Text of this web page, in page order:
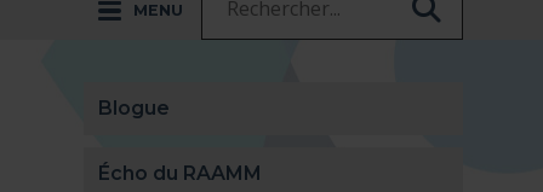
MENU
Blogue
Écho du RAAMM